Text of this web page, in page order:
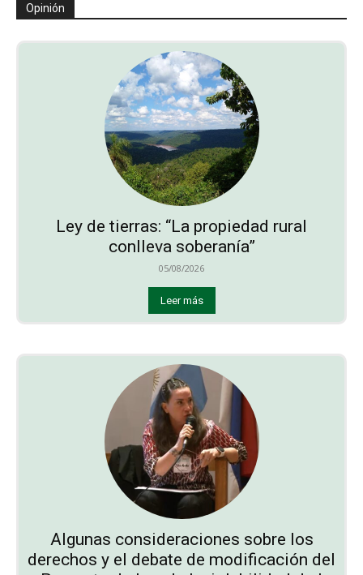
Opinión
Ley de tierras: “La propiedad rural
conlleva soberanía”
05/08/2026
Leer más
Algunas consideraciones sobre los
derechos y el debate de modificación del